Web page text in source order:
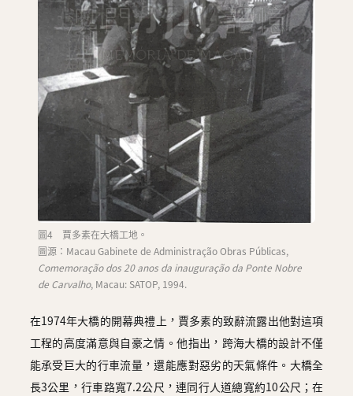
圖4 賈多素在大橋工地。
圖源：Macau Gabinete de Administração Obras Públicas,
Comemoração dos 20 anos da inauguração da Ponte Nobre
de Carvalho, Macau: SATOP, 1994.
在1974年大橋的開幕典禮上，賈多素的致辭流露出他對這項
工程的高度滿意與自豪之情。他指出，跨海大橋的設計不僅
能承受巨大的行車流量，還能應對惡劣的天氣條件。大橋全
長3公里，行車路寬7.2公尺，連同行人道總寬約10公尺；在